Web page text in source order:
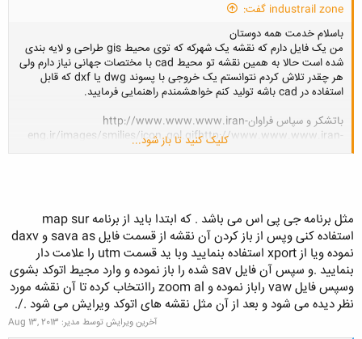
industrail zone گفت:
باسلام خدمت همه دوستان
من یک فایل دارم که نقشه یک شهرکه که توی محیط gis طراحی و لایه بندی
شده است حالا به همین نقشه تو محیط cad با مختصات جهانی نیاز دارم ولی
هر چقدر تلاش کردم نتوانستم یک خروجی با پسوند dwg یا dxf که قابل
استفاده در cad باشه تولید کنم خواهشمندم راهنمایی فرمایید.
باتشکر و سپاس فراوانhttp://www.www.www.iran-
eng.ir/images/smilies/icon_gol.gifhttp://www.www.www.iran-
eng.ir/images/smilies/icon_gol.gifhttp://www.www.www.iran-
eng.ir/images/smilies/icon_gol.gifhttp://www.www.www.iran-
eng.ir/images/smilies/icon_gol.gif
کلیک کنید تا باز شود...
مثل برنامه جی پی اس می باشد . که ابتدا باید از برنامه map sur
استفاده کنی وپس از باز کردن آن نقشه از قسمت فایل sava as و daxv
نموده ویا از xport استفاده بنمایید وبا ید قسمت utm را علامت دار
بنمایید .و سپس آن فایل sav شده را باز نموده و وارد مجیط اتوکد بشوی
وسپس فایل vaw راباز نموده و zoom al راانتخاب کرده تا آن نقشه مورد
نظر دیده می شود و بعد از آن مثل نقشه های اتوکد ویرایش می شود ./.
آخرین ویرایش توسط مدیر: Aug 13, 2013